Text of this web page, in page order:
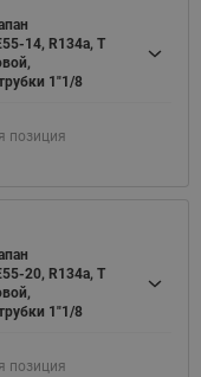
14, R134a, T
1"1/8
позиция
20, R134a, T
1"1/8
позиция